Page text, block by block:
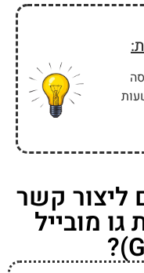
ליצור קשר
מובייל